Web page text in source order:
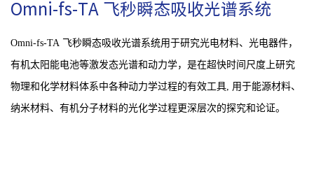
Omni-fs-TA 飞秒瞬态吸收光谱系统
Omni-fs-TA 飞秒瞬态吸收光谱系统用于研究光电材料、光电器件，
有机太阳能电池等激发态光谱和动力学，是在超快时间尺度 上研究
物理和化学材料体系中各种动力学过程的有效工具, 用于能源材料、
纳米材料、有机分子材料的光化学过程更深层次的探究和论证。